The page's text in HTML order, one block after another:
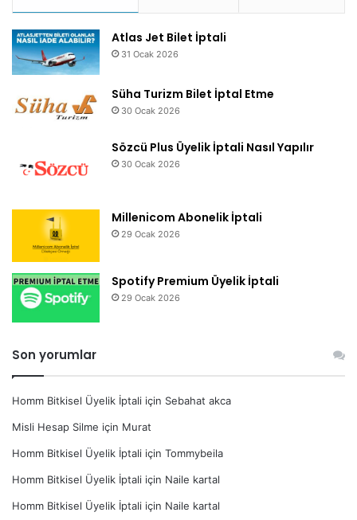
Atlas Jet Bilet İptali
31 Ocak 2026
Süha Turizm Bilet İptal Etme
30 Ocak 2026
Sözcü Plus Üyelik İptali Nasıl Yapılır
30 Ocak 2026
Millenicom Abonelik İptali
29 Ocak 2026
Spotify Premium Üyelik İptali
29 Ocak 2026
Son yorumlar
Homm Bitkisel Üyelik İptali için Sebahat akca
Misli Hesap Silme için Murat
Homm Bitkisel Üyelik İptali için Tommybeila
Homm Bitkisel Üyelik İptali için Naile kartal
Homm Bitkisel Üyelik İptali için Naile kartal